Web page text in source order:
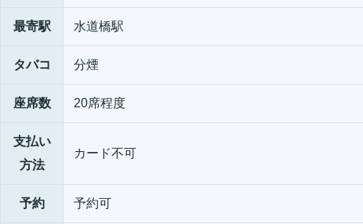
最寄駅 水道橋駅
タバコ 分煙
座席数 20席程度
支払い
方法
カード不可
予約 予約可